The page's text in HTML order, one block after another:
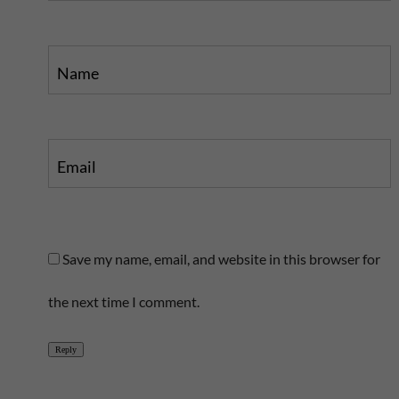
Name
Email
Save my name, email, and website in this browser for
the next time I comment.
Reply